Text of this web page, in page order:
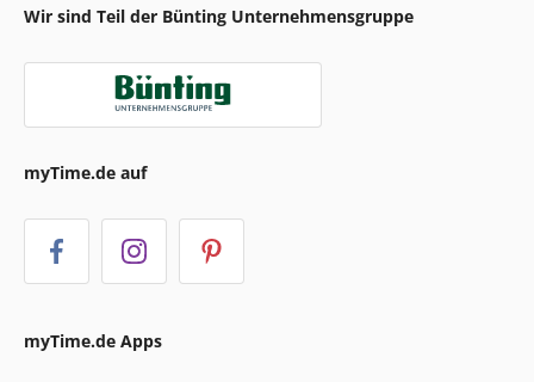
Wir sind Teil der Bünting Unternehmensgruppe
myTime.de auf
myTime.de Apps